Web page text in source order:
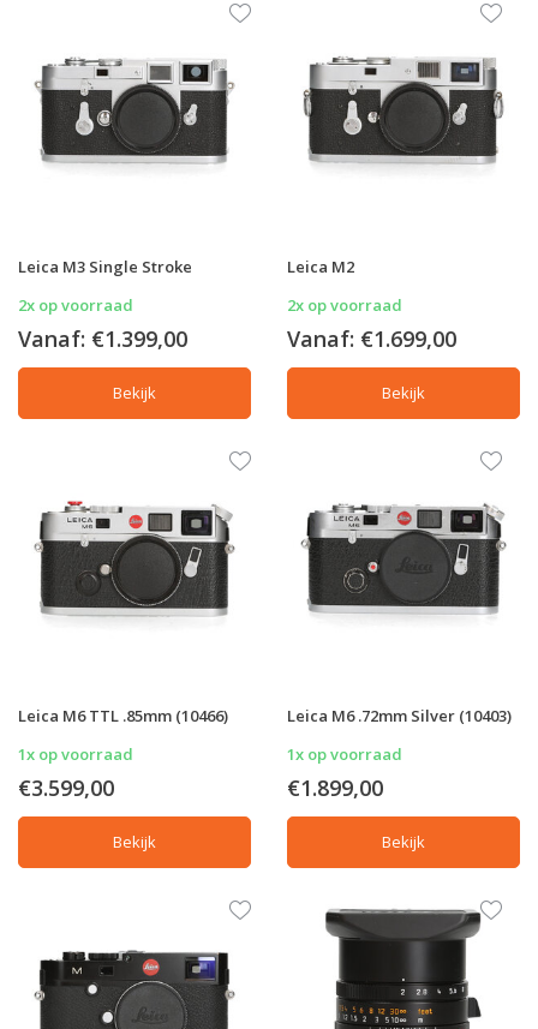
Leica M3 Single Stroke
2x op voorraad
Vanaf: €1.399,00
Bekijk
Leica M2
2x op voorraad
Vanaf: €1.699,00
Bekijk
Leica M6 TTL .85mm (10466)
1x op voorraad
€3.599,00
Bekijk
Leica M6 .72mm Silver (10403)
1x op voorraad
€1.899,00
Bekijk